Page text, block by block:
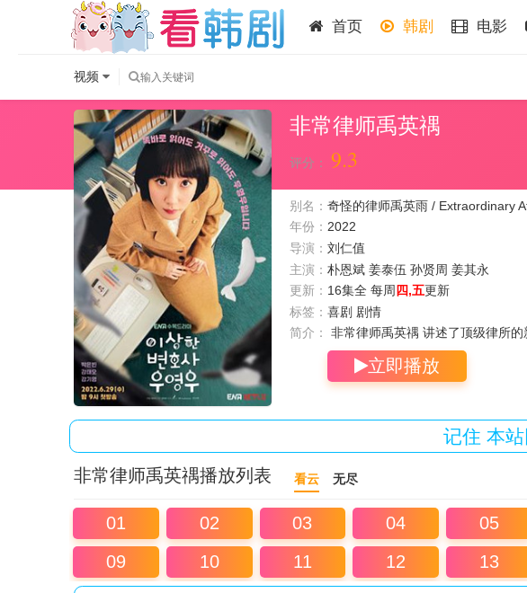
首页 韩剧 电影
视频
非常律师禹英禑
评分： 9.3
别名： 奇怪的律师禹英雨 / Extraordinary
年份： 2022
导演： 刘仁值
主演： 朴恩斌 姜泰伍 孙贤周 姜其永
更新： 16集全 每周 四,五更新
标签： 喜剧 剧情
简介：
非常律师禹英禑 讲述了顶级律所
立即播放
记住 本站
非常律师禹英禑播放列表 看云 无尽
01 02 03 04 05
09
10 11 12 13